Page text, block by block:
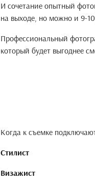
И сочетание опытный
на выходе, но можно и 9-
Профессиональный
который будет выгоднее
Когда к съемке
Стилист
Визажист